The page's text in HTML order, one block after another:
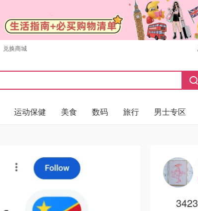
兑换商城
运动保健 美食 数码 旅行 男士专区
3423